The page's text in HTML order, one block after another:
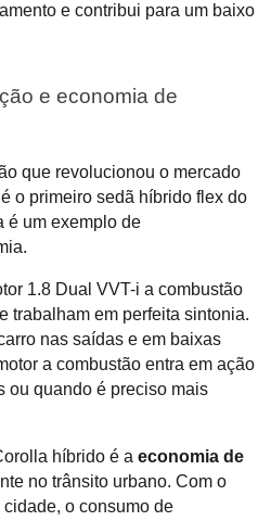
e contribui para um baixo
e economia de
que revolucionou o mercado
o primeiro sedã híbrido flex do
é um exemplo de
1.8 Dual VVT-i a combustão
trabalham em perfeita sintonia.
nas saídas e em baixas
a combustão entra em ação
ou quando é preciso mais
híbrido é a economia de
no trânsito urbano. Com o
o consumo de